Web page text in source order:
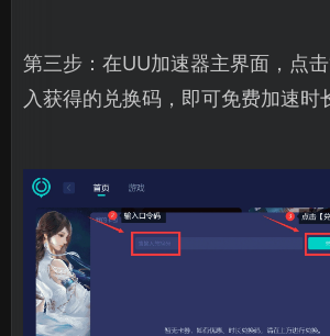
第三步：在UU加速器主界面，点
入获得的兑换码，即可免费加速时